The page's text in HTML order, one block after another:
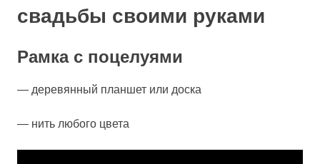
свадьбы своими руками
Рамка с поцелуями
— деревянный планшет или доска
— нить любого цвета